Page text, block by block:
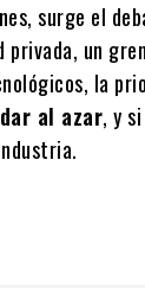
surge el
privada, un
la
al azar, y